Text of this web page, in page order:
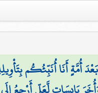
أُمَّةٍ أَنَا أُنَبِّئُكُم